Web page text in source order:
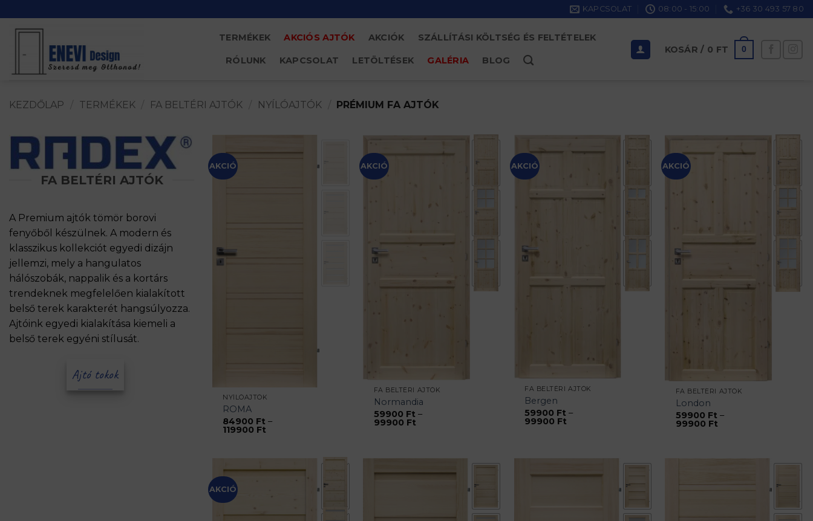
to
KAPCSOLAT 08:00 - 15:00 +36 30 493 57 80
TERMÉKEK AKCIÓS AJTÓK AKCIÓK SZÁLLÍTÁSI KÖLTSÉG ÉS FELTÉTELEK
RÓLUNK KAPCSOLAT LETÖLTÉSEK GALÉRIA BLOG
KOSÁR / 0 FT 0
KEZDŐLAP TERMÉKEK FA BELTÉRI AJTÓK NYÍLÓAJTÓK PRÉMIUM FA AJTÓK
FA BELTÉRI AJTÓK
A Premium ajtók tömör borovi
fenyőből készülnek. A modern és
klasszikus kollekciót egyedi dizájn
jellemzi, mely a hangulatos
hálószobák, nappalik és a kortárs
trendeknek megfelelően kialakított
belső terek karakterét hangsúlyozza.
Ajtóink egyedi kialakítása kiemeli a
belső terek egyéni stílusát.
Ajtó tokok
AKCIÓ
NYÍLÓAJTÓK
ROMA
84900 Ft –
119900 Ft
AKCIÓ
FA BELTÉRI AJTÓK
Normandia
59900 Ft –
99900 FtÁrtartomány:
AKCIÓ
FA BELTÉRI AJTÓK
Bergen
59900 Ft –
99900 Ft
AKCIÓ
FA BELTÉRI AJTÓK
London
59900 Ft –
99900 FtÁrtartomány:
AKCIÓ